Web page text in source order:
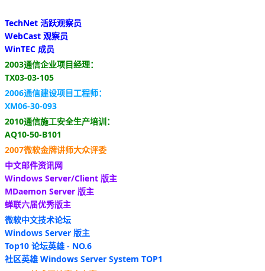
TechNet 活跃观察员
WebCast 观察员
WinTEC 成员
2003通信企业项目经理：
TX03-03-105
2006通信建设项目工程师：
XM06-30-093
2010通信施工安全生产培训：
AQ10-50-B101
2007微软金牌讲师大众评委
中文邮件资讯网
Windows Server/Client 版主
MDaemon Server 版主
蝉联六届优秀版主
微软中文技术论坛
Windows Server 版主
Top10 论坛英雄 - NO.6
社区英雄 Windows Server System TOP1